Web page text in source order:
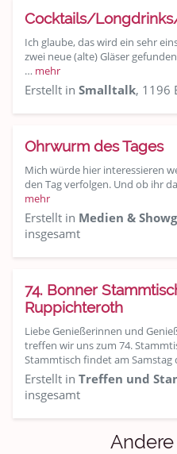
Cocktails/
Ich glaube, das wird ein sehr
zwei neue (alte) Gläser
… mehr
Erstellt in Smalltalk, 1196
Ohrwurm des Tages
Mich würde hier interessieren
den Tag verfolgen. Und ob ihr
mehr
Erstellt in Medien &
insgesamt
74. Bonner
Ruppichteroth
Liebe Genießerinnen und
treffen wir uns zum 74.
Stammtisch findet am Samstag
Erstellt in Treffen und
insgesamt